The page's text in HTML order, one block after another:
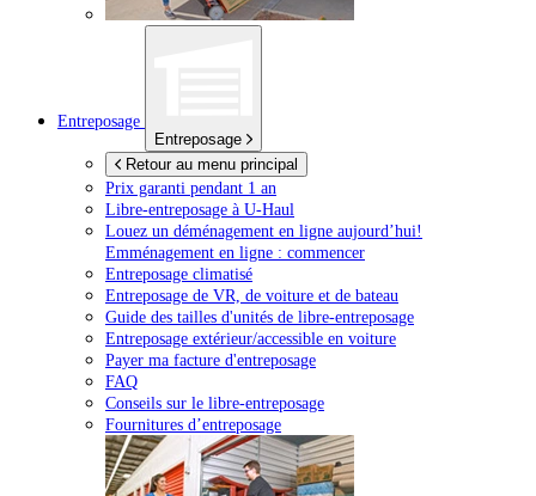
Entreposage
Entreposage
Retour au menu principal
Prix garanti pendant 1 an
Libre-entreposage à U-Haul
Louez un déménagement en ligne aujourd’hui!
Emménagement en ligne : commencer
Entreposage climatisé
Entreposage de VR, de voiture et de bateau
Guide des tailles d'unités de libre-entreposage
Entreposage extérieur/accessible en voiture
Payer ma facture d'entreposage
FAQ
Conseils sur le libre-entreposage
Fournitures d’entreposage